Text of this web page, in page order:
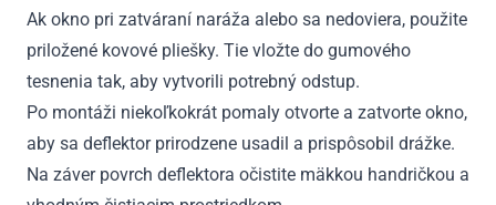
Ak okno pri zatváraní naráža alebo sa nedoviera, použite
priložené kovové pliešky. Tie vložte do gumového
tesnenia tak, aby vytvorili potrebný odstup.
Po montáži niekoľkokrát pomaly otvorte a zatvorte okno,
aby sa deflektor prirodzene usadil a prispôsobil drážke.
Na záver povrch deflektora očistite mäkkou handričkou a